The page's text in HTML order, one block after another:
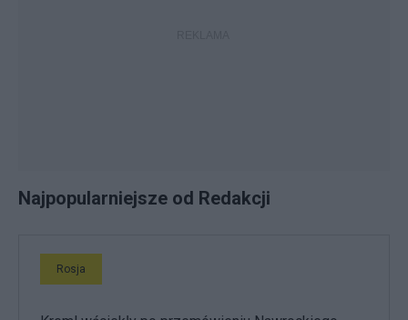
Najpopularniejsze od Redakcji
Rosja